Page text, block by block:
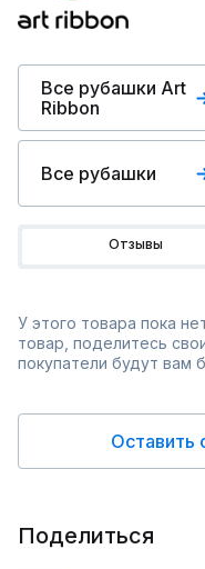
Все рубашки Art
Ribbon
Все рубашки
Отзывы
У этого товара пока
товар, поделитесь
покупатели будут вам
Оставить
Поделиться